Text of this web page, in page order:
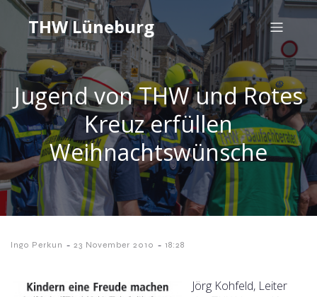
THW Lüneburg
Jugend von THW und Rotes
Kreuz erfüllen
Weihnachtswünsche
Ingo Perkun - 23 November 2010 - 18:28
Jörg Kohfeld, Leiter